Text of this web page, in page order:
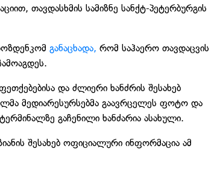
თავდასხმის სამიზნე სანქტ-პეტერბურგის
განაცხადა, რომ საჰაერო თავდაცვის
და ძლიერი ხანძრის შესახებ
მედიარესურსებმა გაავრცელეს ფოტო და
გაჩენილი ხანძარია ასახული.
შესახებ ოფიციალური ინფორმაცია ამ